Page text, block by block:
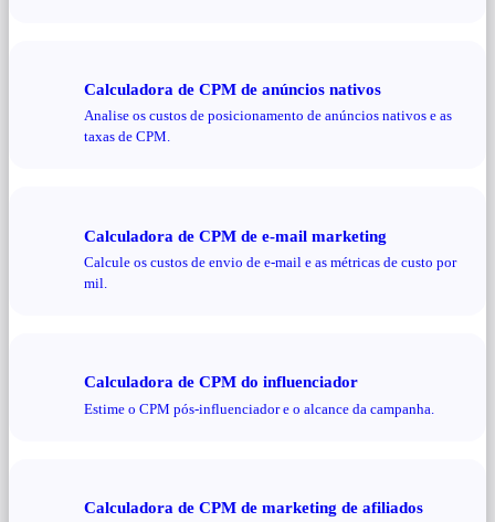
Calculadora de CPM de anúncios nativos
Analise os custos de posicionamento de anúncios nativos e as
taxas de CPM.
Calculadora de CPM de e-mail marketing
Calcule os custos de envio de e-mail e as métricas de custo por
mil.
Calculadora de CPM do influenciador
Estime o CPM pós-influenciador e o alcance da campanha.
Calculadora de CPM de marketing de afiliados